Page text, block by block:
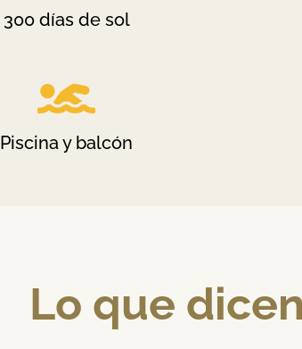
300 días de sol

Piscina y balcón
Lo que